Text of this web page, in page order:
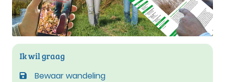
Ik wil graag
Bewaar wandeling